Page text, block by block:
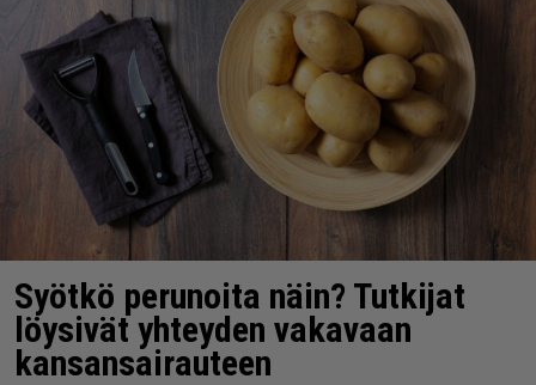
Syötkö perunoita näin? Tutkijat
löysivät yhteyden vakavaan
kansansairauteen